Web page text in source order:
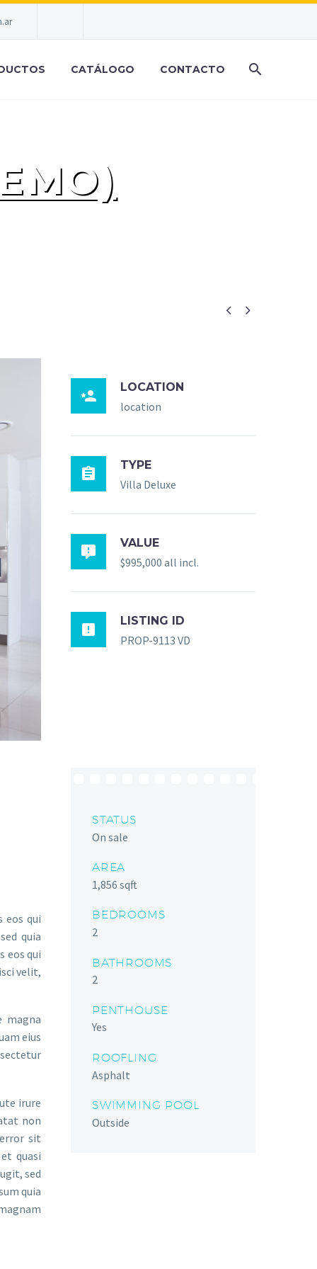
CATÁLOGO CONTACTO
 
eos qui
quia
eos qui
velit,
magna
eius
irure
non
sit
quasi
sed
quia

LOCATION
location

TYPE
Villa Deluxe

VALUE
$995,000 all incl.

LISTING ID
PROP-9113 VD
STATUS
On sale
AREA
1,856 sqft
BEDROOMS
2
BATHROOMS
2
PENTHOUSE
Yes
ROOFLING
Asphalt
SWIMMING POOL
Outside